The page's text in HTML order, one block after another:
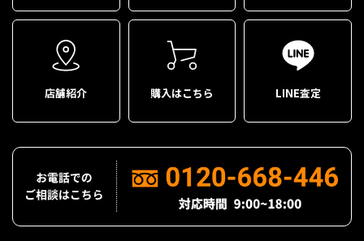
店舗紹介 購入はこちら LINE査定